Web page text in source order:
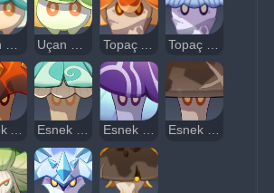
Esnek Ateş Mantarı Esnek Rüzgar Mantarı Esnek Elektrik Mantarı Esnek Toprak Mantarı